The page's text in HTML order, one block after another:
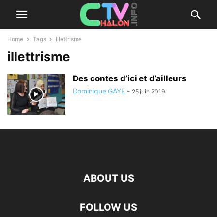
Home Tags Illettrisme
illettrisme
Des contes d’ici et d’ailleurs
Dominique GAYE - 25 juin 2019
ABOUT US
FOLLOW US